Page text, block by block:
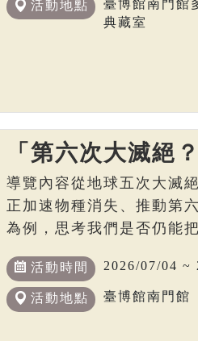
活動地點
臺博館南門館
典藏室
「第六次大滅絕
導覽內容從地球五次大滅
正加速物種消失、推動第
為例，思考我們是否仍能
活動時間 2026/07/04 ~
活動地點 臺博館南門館